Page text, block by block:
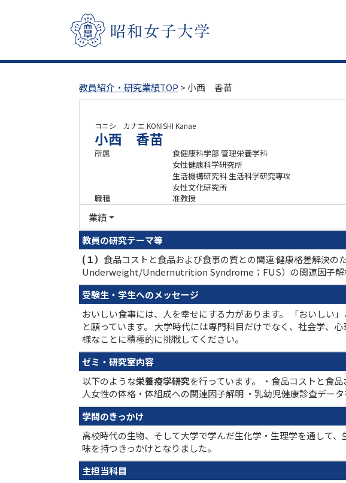
教員紹介・研究業績TOP > 小西 香苗
コニシ カナエ KONISHI Kanae
小西 香苗
所属
食健康科学部 管理栄養学科
女性健康科学研究所
生活機構研究科 生活科学研究専攻
女性文化研究所
職種
准教授
業績
教員の研究テーマ等
(１） 食品コストと食品および食事の質との関連:健康格差解決の
Underweight/Undernutrition Syndrome；FUS）の関連因子解
受験生・学生へのメッセージ
おいしい食事には、人を幸せにする力があります。 「おいしい
と願っています。 大学時代には専門科目だけでなく、社会学、
様なことに積極的に挑戦してください。
ゼミ・研究室内容
以下のような栄養疫学研究を行っています。 ・食品コストと食
人女性の体格・体組成への関連因子解明 ・乳幼児健康診査デー
学問のきっかけ
高校時代の生物、そして大学で学んだ生化学・生理学を通して
味を持つきっかけとなりました。
主担当科目